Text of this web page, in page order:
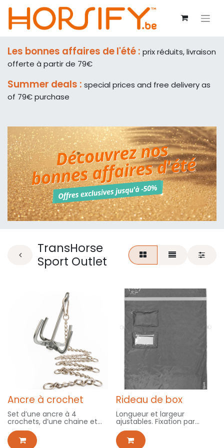
Les bonnes affaires de l'été : prix réduits, livraison
offerte à partir de 79€
Summer deals : special prices and free delivery as
of 79€ purchase
TransHorse
Sport Outlet
Ancre à crochet
Set d’une ancre à 4
crochets, d’une chaine et
de 2 mousquetons. .
Rideau de box
Longueur et largeur
ajustables. Fixation par
velcro. Poches de
rangement.